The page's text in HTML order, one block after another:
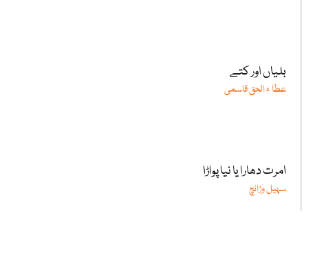
بلیاں اور کتے
عطا ء الحق قاسمی
امرت دھارا یا نیا پواڑا
سہیل وڑائچ